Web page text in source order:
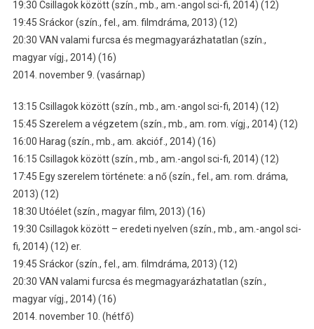
19:30 Csillagok között (szín., mb., am.-angol sci-fi, 2014) (12)
19:45 Sráckor (szín., fel., am. filmdráma, 2013) (12)
20:30 VAN valami furcsa és megmagyarázhatatlan (szín.,
magyar vígj., 2014) (16)
2014. november 9. (vasárnap)
13:15 Csillagok között (szín., mb., am.-angol sci-fi, 2014) (12)
15:45 Szerelem a végzetem (szín., mb., am. rom. vígj., 2014) (12)
16:00 Harag (szín., mb., am. akcióf., 2014) (16)
16:15 Csillagok között (szín., mb., am.-angol sci-fi, 2014) (12)
17:45 Egy szerelem története: a nő (szín., fel., am. rom. dráma,
2013) (12)
18:30 Utóélet (szín., magyar film, 2013) (16)
19:30 Csillagok között – eredeti nyelven (szín., mb., am.-angol sci-
fi, 2014) (12) er.
19:45 Sráckor (szín., fel., am. filmdráma, 2013) (12)
20:30 VAN valami furcsa és megmagyarázhatatlan (szín.,
magyar vígj., 2014) (16)
2014. november 10. (hétfő)